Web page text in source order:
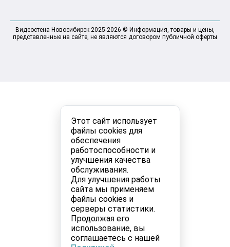
Этот сайт использует
файлы cookies для
обеспечения
работоспособности и
улучшения качества
обслуживания.
Для улучшения работы
сайта мы применяем
файлы cookies и
серверы статистики.
Продолжая его
использование, вы
соглашаетесь с нашей
Видеостена Новосибирск 2025-2026 © Информация, товары и цены,
представленные на сайте, не являются договором публичной оферты